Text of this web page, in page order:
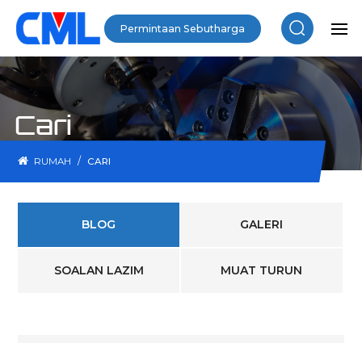
Permintaan Sebutharga
Cari
RUMAH / CARI
BLOG GALERI
SOALAN LAZIM MUAT TURUN